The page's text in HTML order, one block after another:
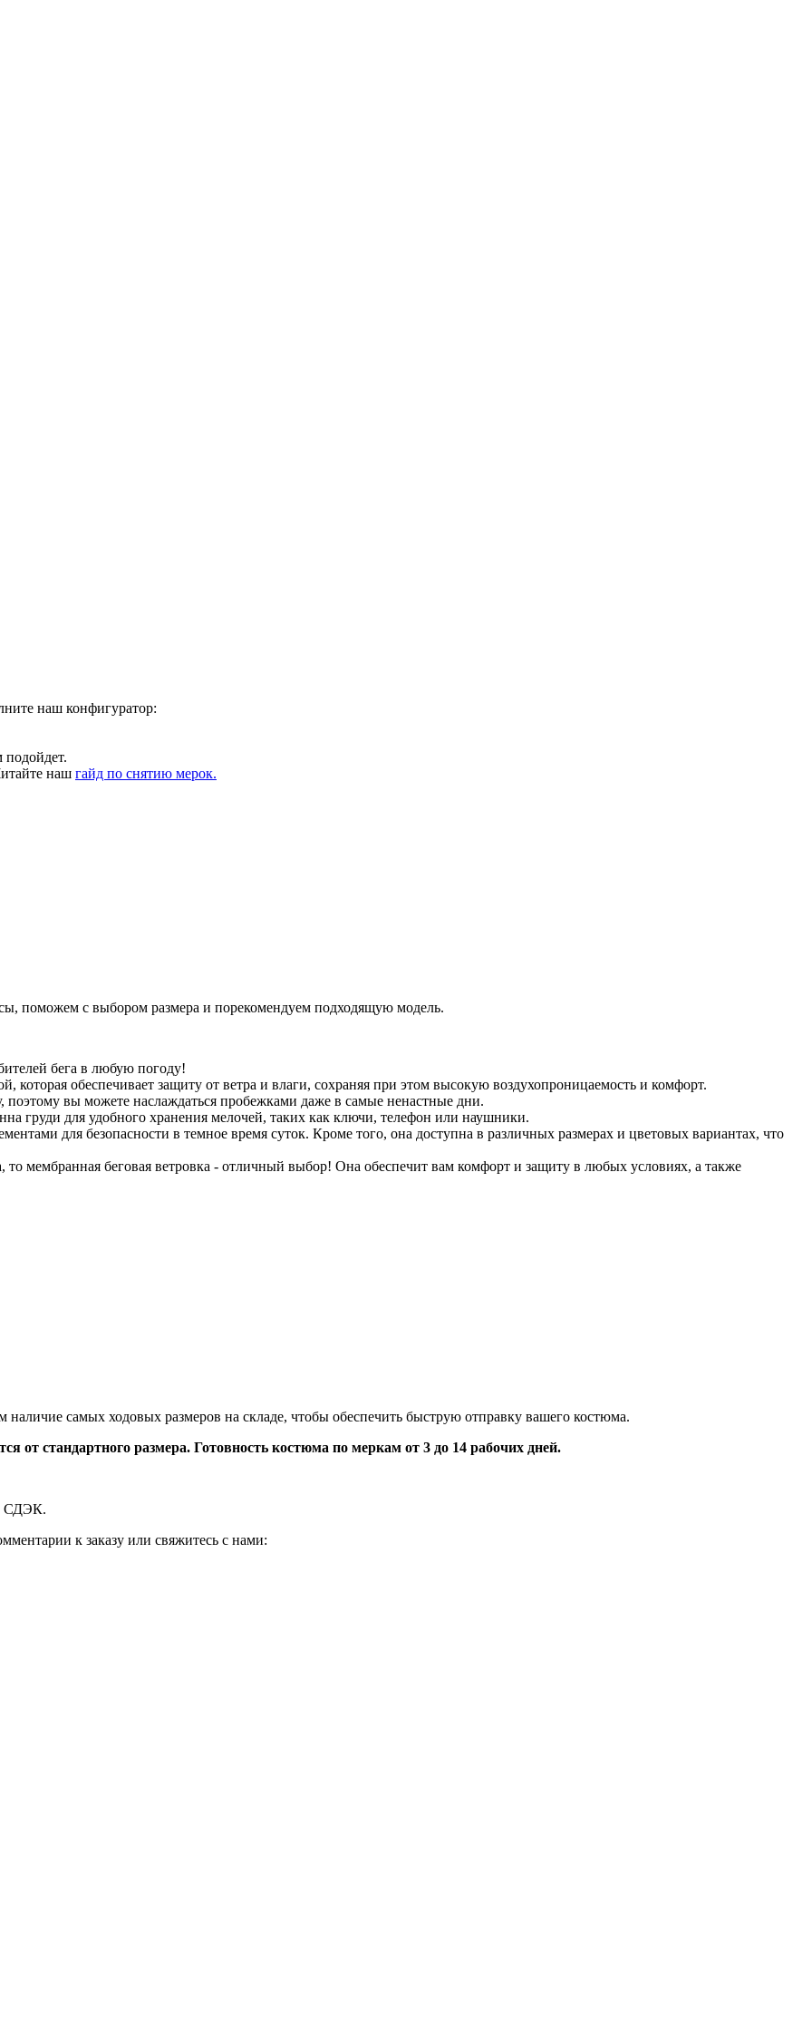
наш конфигуратор:
наш гайд по снятию мерок.
поможем с выбором размера и порекомендуем подходящую модель.
бега в любую погоду!
которая обеспечивает защиту от ветра и влаги, сохраняя при этом высокую воздухопроницаемость и комфорт.
вы можете наслаждаться пробежками даже в самые ненастные дни.
груди для удобного хранения мелочей, таких как ключи, телефон или наушники.
для безопасности в темное время суток. Кроме того, она доступна в различных размерах и цветовых вариантах, что
мембранная беговая ветровка - отличный выбор! Она обеспечит вам комфорт и защиту в любых условиях, а также
самых ходовых размеров на складе, чтобы обеспечить быструю отправку вашего костюма.
от стандартного размера. Готовность костюма по меркам от 3 до 14 рабочих дней.
СДЭК.
к заказу или свяжитесь с нами: